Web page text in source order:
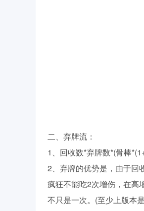
二、弃牌流：
1、回收数*弃牌数*(骨棒
2、弃牌的优势是，由于回
疯狂不能吃2次增伤，在高
不只是一次。(至少上版本